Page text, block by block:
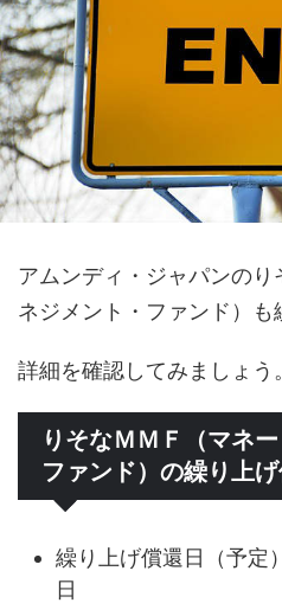
アムンディ・ジャパンの
ネジメント・ファンド）も
詳細を確認してみましょう。
りそなＭＭＦ（マネ
ファンド）の繰り上
繰り上げ償還日（予定
日